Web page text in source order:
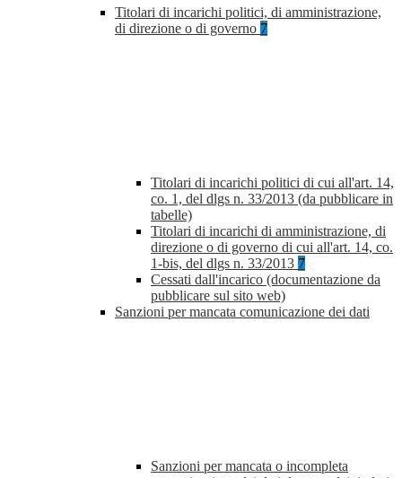
Titolari di incarichi politici, di amministrazione,
di direzione o di governo 7
Titolari di incarichi politici di cui all'art. 14,
co. 1, del dlgs n. 33/2013 (da pubblicare in
tabelle)
Titolari di incarichi di amministrazione, di
direzione o di governo di cui all'art. 14, co.
1-bis, del dlgs n. 33/2013 7
Cessati dall'incarico (documentazione da
pubblicare sul sito web)
Sanzioni per mancata comunicazione dei dati
Sanzioni per mancata o incompleta